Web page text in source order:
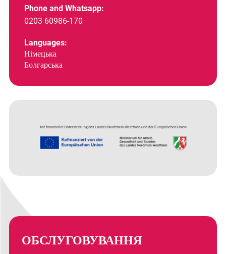
Phone and Whatsapp:
0203 60986-170
Languages:
Німецька
Болгарська
ОБСЛУГОВУВАННЯ